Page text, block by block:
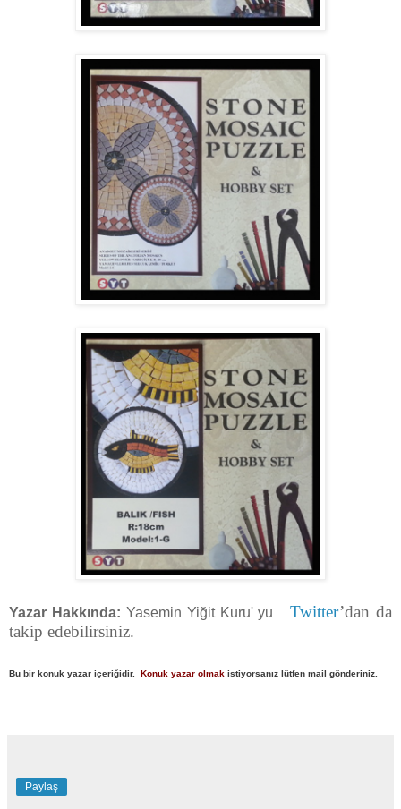
Yazar Hakkında: Yasemin Yiğit Kuru' yu Twitter’dan da
takip edebilirsiniz.
Bu bir konuk yazar içeriğidir. Konuk yazar olmak istiyorsanız lütfen mail gönderiniz.
Paylaş